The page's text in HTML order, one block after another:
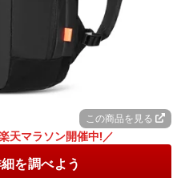
この商品を見る
天マラソン開催中!／
を調べよう